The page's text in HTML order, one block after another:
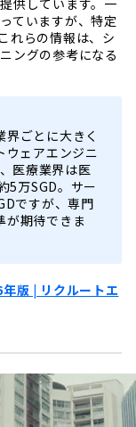
供しています。一
ていますが、特定
れらの情報は、シ
ングの参考になる
ごとに大きく
ウェアエンジニ
医療業界は医
5万SGD。サー
ですが、専門
が期待できま
版 | リクルートエ